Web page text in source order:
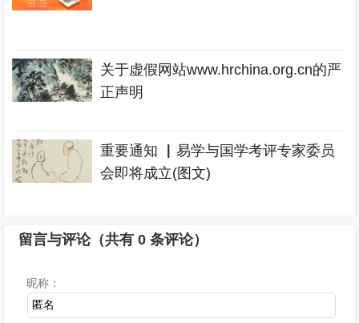
关于虚假网站www.hrchina.org.cn的严
正声明
重要通知 ▏易学与国学考评专家委员
会即将成立(图文)
留言与评论（共有0 条评论）
昵称：